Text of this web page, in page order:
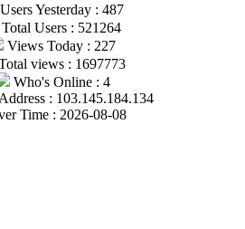
Yesterday : 487
Total Users : 521264
Views Today : 227
views : 1697773
Who's Online : 4
: 103.145.184.134
Time : 2026-08-08